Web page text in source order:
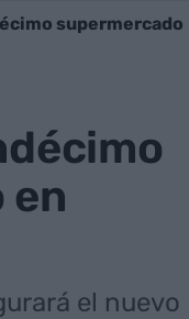
supermercado
en
el nuevo